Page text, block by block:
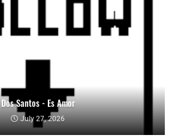
Dos Santos - Es Amor
July 27, 2026